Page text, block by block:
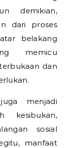
demikian,
dari proses
belakang
memicu
dan
menjadi
kesibukan,
sosial
manfaat